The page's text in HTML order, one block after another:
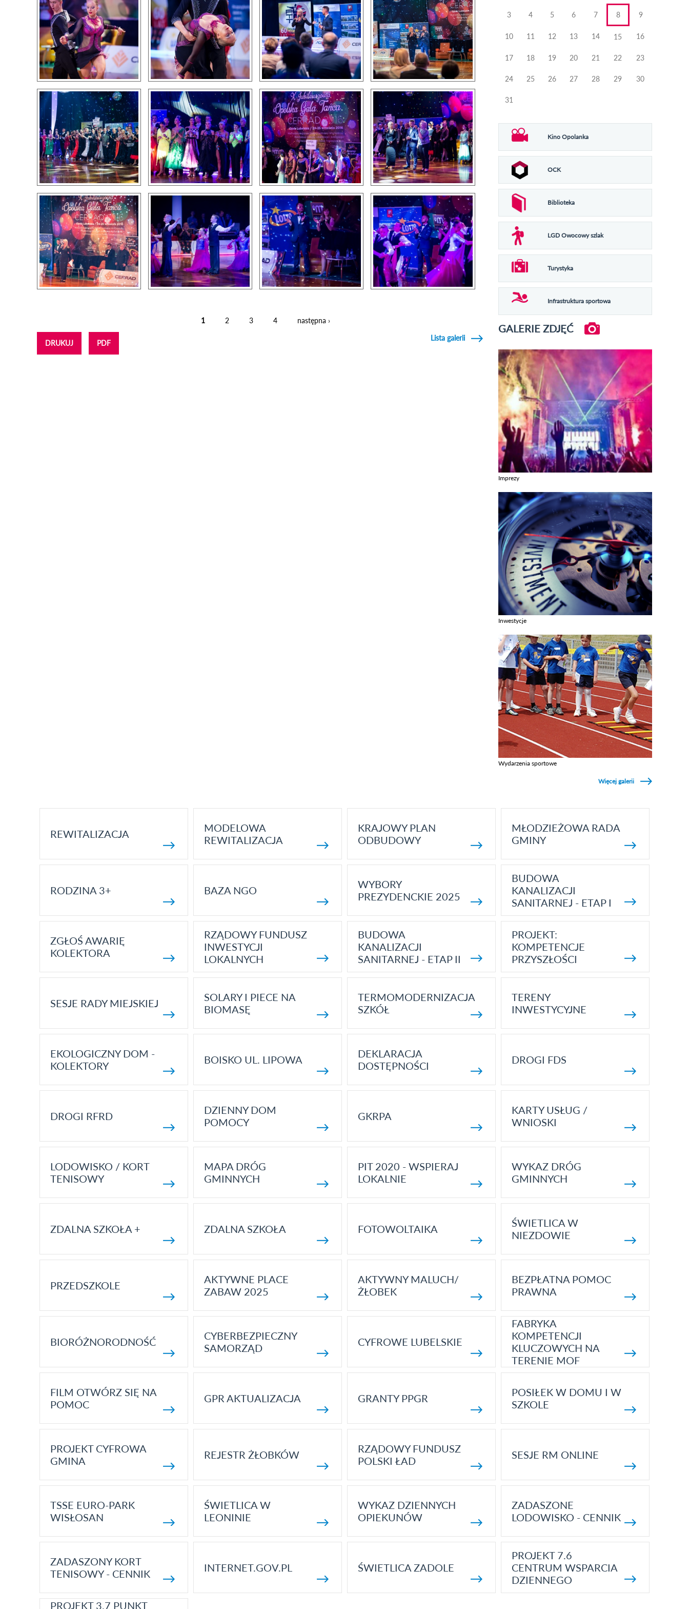
Strony
1 2 3 4 następna ›
DRUKUJ PDF
Lista galerii
3 4 5 6 7 8 9
10 11 12 13 14 15 16
17 18 19 20 21 22 23
24 25 26 27 28 29 30
31
Kino Opolanka
OCK
Biblioteka
LGD Owocowy szlak
Turystyka
Infrastruktura sportowa
GALERIE ZDJĘĆ
Imprezy
Inwestycje
Wydarzenia sportowe
Więcej galerii
REWITALIZACJA
MODELOWA
REWITALIZACJA
KRAJOWY PLAN
ODBUDOWY
MŁODZIEŻOWA RADA
GMINY
RODZINA 3+ BAZA NGO
WYBORY
PREZYDENCKIE 2025
BUDOWA
KANALIZACJI
SANITARNEJ - ETAP I
ZGŁOŚ AWARIĘ
KOLEKTORA
RZĄDOWY FUNDUSZ
INWESTYCJI
LOKALNYCH
BUDOWA
KANALIZACJI
SANITARNEJ - ETAP II
PROJEKT:
KOMPETENCJE
PRZYSZŁOŚCI
SESJE RADY MIEJSKIEJ
SOLARY I PIECE NA
BIOMASĘ
TERMOMODERNIZACJA
SZKÓŁ
TERENY
INWESTYCYJNE
EKOLOGICZNY DOM -
KOLEKTORY
BOISKO UL. LIPOWA
DEKLARACJA
DOSTĘPNOŚCI
DROGI FDS
DROGI RFRD
DZIENNY DOM
POMOCY
GKRPA
KARTY USŁUG /
WNIOSKI
LODOWISKO / KORT
TENISOWY
MAPA DRÓG
GMINNYCH
PIT 2020 - WSPIERAJ
LOKALNIE
WYKAZ DRÓG
GMINNYCH
ZDALNA SZKOŁA + ZDALNA SZKOŁA FOTOWOLTAIKA
ŚWIETLICA W
NIEZDOWIE
PRZEDSZKOLE
AKTYWNE PLACE
ZABAW 2025
AKTYWNY MALUCH/
ŻŁOBEK
BEZPŁATNA POMOC
PRAWNA
BIORÓŻNORODNOŚĆ
CYBERBEZPIECZNY
SAMORZĄD
CYFROWE LUBELSKIE
FABRYKA
KOMPETENCJI
KLUCZOWYCH NA
TERENIE MOF
FILM OTWÓRZ SIĘ NA
POMOC
GPR AKTUALIZACJA GRANTY PPGR
POSIŁEK W DOMU I W
SZKOLE
PROJEKT CYFROWA
GMINA
REJESTR ŻŁOBKÓW
RZĄDOWY FUNDUSZ
POLSKI ŁAD
SESJE RM ONLINE
TSSE EURO-PARK
WISŁOSAN
ŚWIETLICA W
LEONINIE
WYKAZ DZIENNYCH
OPIEKUNÓW
ZADASZONE
LODOWISKO - CENNIK
ZADASZONY KORT
TENISOWY - CENNIK
INTERNET.GOV.PL ŚWIETLICA ZADOLE
PROJEKT 7.6
CENTRUM WSPARCIA
DZIENNEGO
PROJEKT 3.7 PUNKT